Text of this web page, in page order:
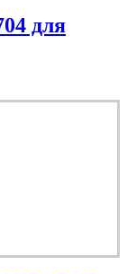
для